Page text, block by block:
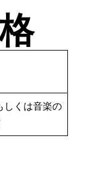
しくは音楽の